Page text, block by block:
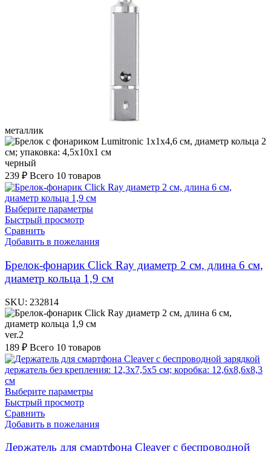
металлик
черный
239 ₽ Всего 10 товаров
Выберите параметры
Быстрый просмотр
Сравнить
Добавить в пожелания
Брелок-фонарик Click Ray диаметр 2 см, длина 6 см,
диаметр кольца 1,9 см
SKU: 232814
ver.2
189 ₽ Всего 10 товаров
Выберите параметры
Быстрый просмотр
Сравнить
Добавить в пожелания
Держатель для смартфона Cleaver с беспроводной